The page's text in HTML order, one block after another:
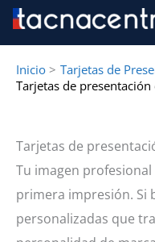
Inicio
Tarjetas de
Tarjetas de
Tarjetas de
Tu imagen
primera impresión. Si
personalizadas que